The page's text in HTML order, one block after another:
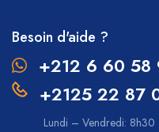
Besoin d'aide ?
+212 6 60 58
+2125 22 87
Lundi – Vendredi: 8h30